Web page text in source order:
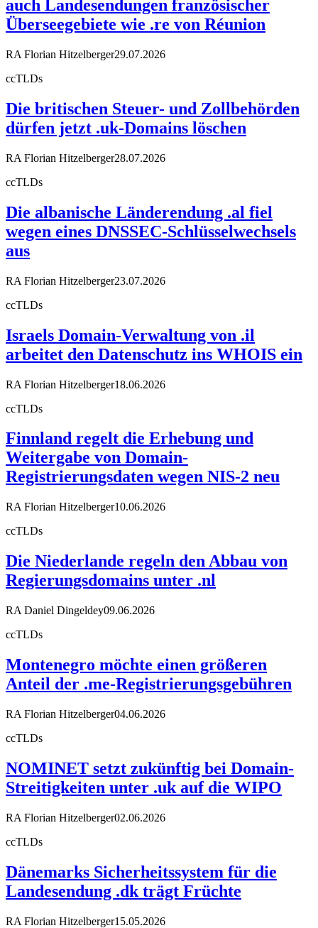
auch Landesendungen französischer
Überseegebiete wie .re von Réunion
RA Florian Hitzelberger29.07.2026
ccTLDs
Die britischen Steuer- und Zollbehörden
dürfen jetzt .uk-Domains löschen
RA Florian Hitzelberger28.07.2026
ccTLDs
Die albanische Länderendung .al fiel
wegen eines DNSSEC-Schlüsselwechsels
aus
RA Florian Hitzelberger23.07.2026
ccTLDs
Israels Domain-Verwaltung von .il
arbeitet den Datenschutz ins WHOIS ein
RA Florian Hitzelberger18.06.2026
ccTLDs
Finnland regelt die Erhebung und
Weitergabe von Domain-
Registrierungsdaten wegen NIS-2 neu
RA Florian Hitzelberger10.06.2026
ccTLDs
Die Niederlande regeln den Abbau von
Regierungsdomains unter .nl
RA Daniel Dingeldey09.06.2026
ccTLDs
Montenegro möchte einen größeren
Anteil der .me-Registrierungsgebühren
RA Florian Hitzelberger04.06.2026
ccTLDs
NOMINET setzt zukünftig bei Domain-
Streitigkeiten unter .uk auf die WIPO
RA Florian Hitzelberger02.06.2026
ccTLDs
Dänemarks Sicherheitssystem für die
Landesendung .dk trägt Früchte
RA Florian Hitzelberger15.05.2026